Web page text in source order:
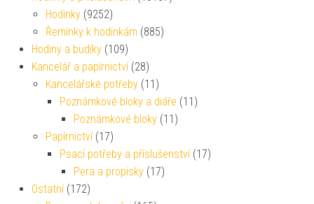
Hodinky (9252)
Řemínky k hodinkám (885)
Hodiny a budíky (109)
Kancelář a papírnictví (28)
Kancelářské potřeby (11)
Poznámkové bloky a diáře (11)
Poznámkové bloky (11)
Papírnictví (17)
Psací potřeby a příslušenství (17)
Pera a propisky (17)
Ostatní (172)